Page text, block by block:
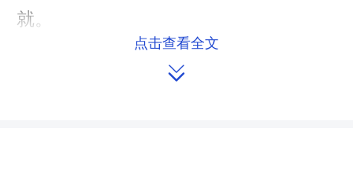
就。
过去一年，我国经济发展遇到疫情
点击查看全文
